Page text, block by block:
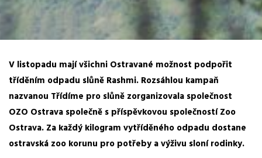
V listopadu mají všichni Ostravané možnost podpořit
tříděním odpadu slůně Rashmi. Rozsáhlou kampaň
nazvanou Třídíme pro slůně zorganizovala společnost
OZO Ostrava společně s příspěvkovou společností Zoo
Ostrava. Za každý kilogram vytříděného odpadu dostane
ostravská zoo korunu pro potřeby a výživu sloní rodinky.